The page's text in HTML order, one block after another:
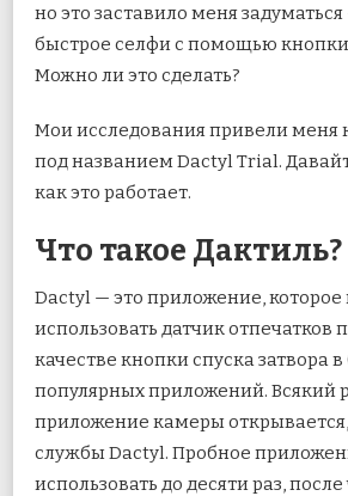
но это заставило меня
быстрое селфи с помощью кнопки
Можно ли это сделать?
Мои исследования привели меня
под названием Dactyl Trial.
как это работает.
Что такое Дактиль?
Dactyl — это приложение, которое
использовать датчик отпечатков
качестве кнопки спуска затвора
популярных приложений. Всякий
приложение камеры
службы Dactyl. Пробное
использовать до десяти раз,